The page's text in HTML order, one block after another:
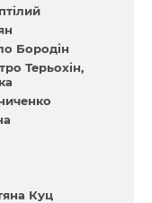
Бородін
Терьохін
Куц